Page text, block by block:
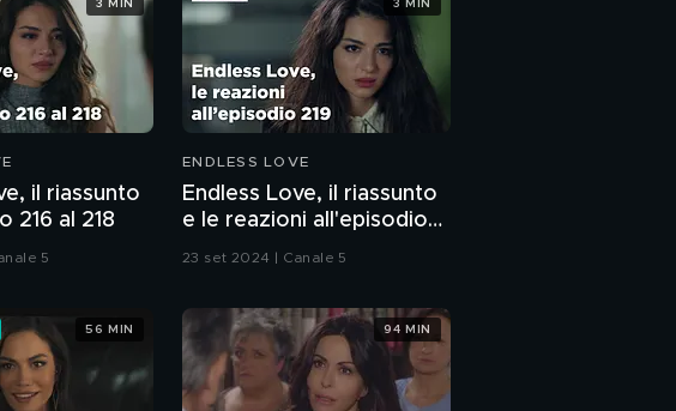
il riassunto
216 al 218
5
3 MIN
ENDLESS LOVE
Endless Love, il riassunto
e le reazioni all'episodio
23 set 2024 | Canale 5
3 MIN
56 MIN 94 MIN